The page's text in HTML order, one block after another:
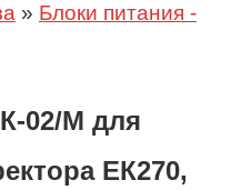
» Блоки питания -
02/М для
ЕК270,